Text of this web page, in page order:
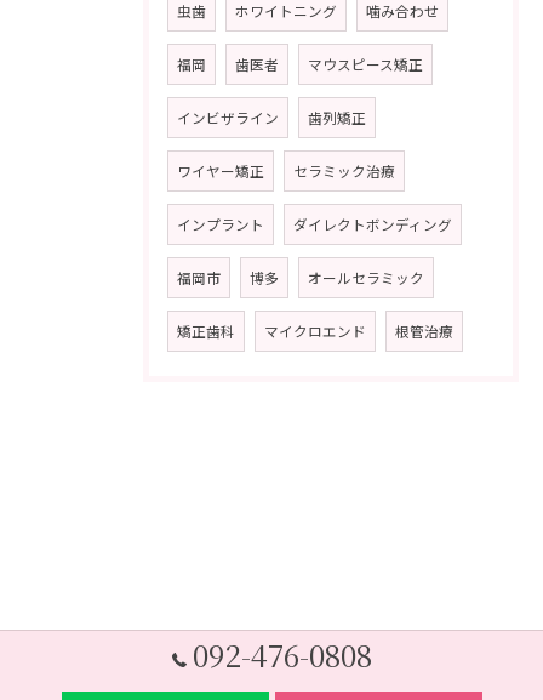
虫歯 ホワイトニング 噛み合わせ
福岡 歯医者 マウスピース矯正
インビザライン 歯列矯正
ワイヤー矯正 セラミック治療
インプラント ダイレクトボンディング
福岡市 博多 オールセラミック
矯正歯科 マイクロエンド 根管治療
092-476-0808